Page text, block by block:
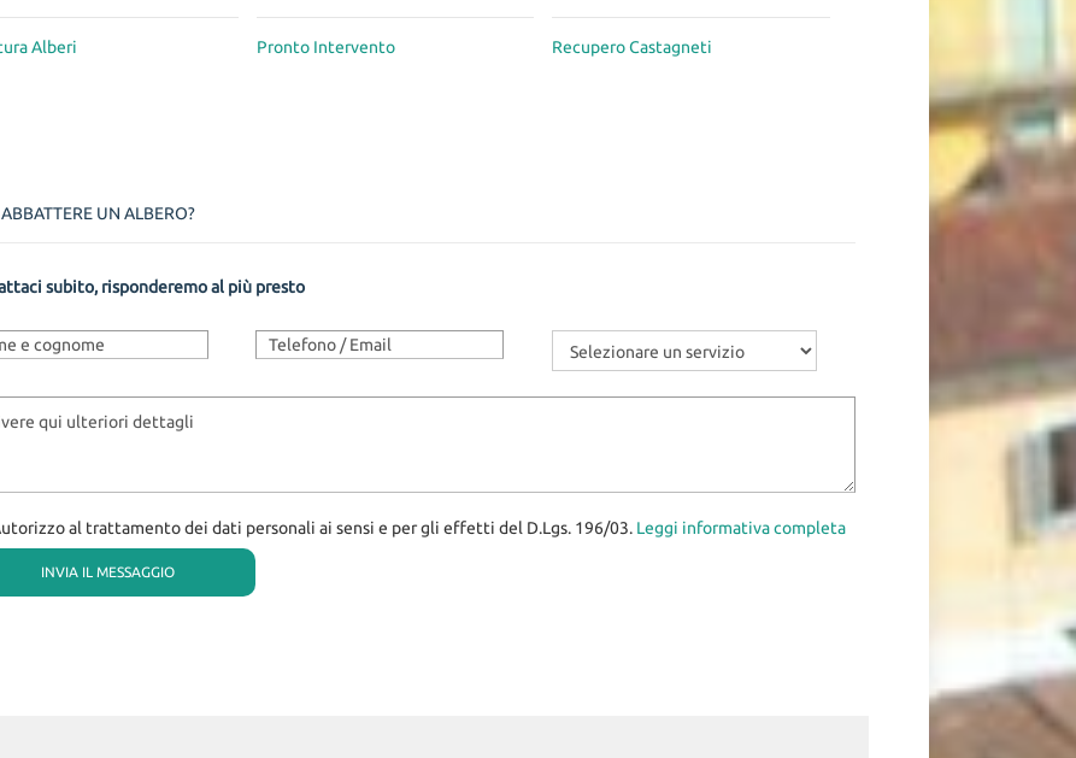
Alberi Pronto Intervento Recupero Castagneti
UN ALBERO?
subito, risponderemo al più presto
al trattamento dei dati personali ai sensi e per gli effetti del D.Lgs. 196/03. Leggi informativa completa